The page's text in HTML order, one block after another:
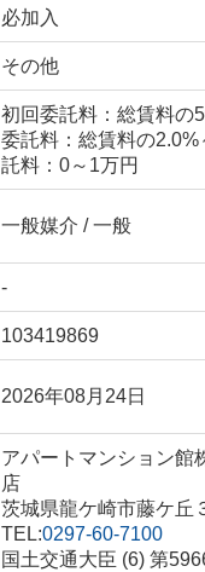
必加入
その他
初回委託料：総賃料の
委託料：総賃料の2.0%
託料：0～1万円
一般媒介 / 一般
-
103419869
2026年08月24日
アパートマンション
店
茨城県龍ケ崎市藤ケ丘
TEL:0297-60-7100
国土交通大臣 (6) 第